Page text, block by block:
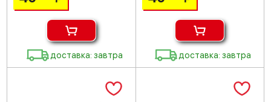
доставка: завтра доставка: завтра